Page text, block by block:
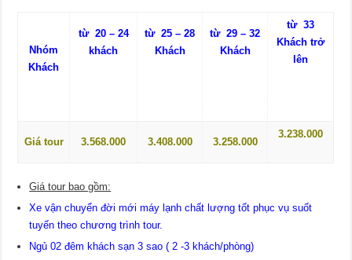
Nhóm
Khách
từ 20 – 24
khách
từ 25 – 28
Khách
từ 29 – 32
Khách
từ 33
Khách trở
lên
Giá tour 3.568.000 3.408.000 3.258.000
3.238.000
Giá tour bao gồm:
Xe vận chuyển đời mới máy lạnh chất lượng tốt phục vụ suốt
tuyến theo chương trình tour.
Ngủ 02 đêm khách sạn 3 sao ( 2 -3 khách/phòng)